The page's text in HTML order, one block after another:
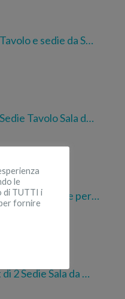
e sedie da S…
Tavolo Sala d…
Sedie Moderne per…
2 Sedie Sala da …
le
di TUTTI i
fornire